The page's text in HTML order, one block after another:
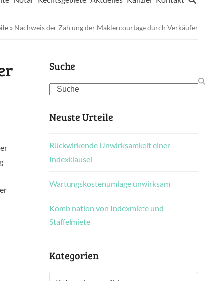
» Nachweis der Zahlung der Maklercourtage durch Verkäufer
Suche
Search
Neuste Urteile
Rückwirkende Unwirksamkeit einer
Indexklausel
Wartungskostenumlage unwirksam
Kombination von Indexmiete und
Staffelmiete
Kategorien
Kategorien